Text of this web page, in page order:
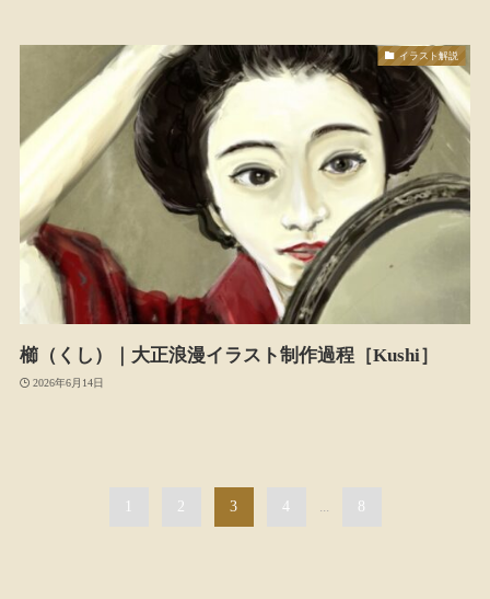
イラスト解説
櫛（くし）｜大正浪漫イラスト制作過程［Kushi］
2026年6月14日
2 3 4 ... 8